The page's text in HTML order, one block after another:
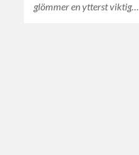
glömmer en ytterst viktig…